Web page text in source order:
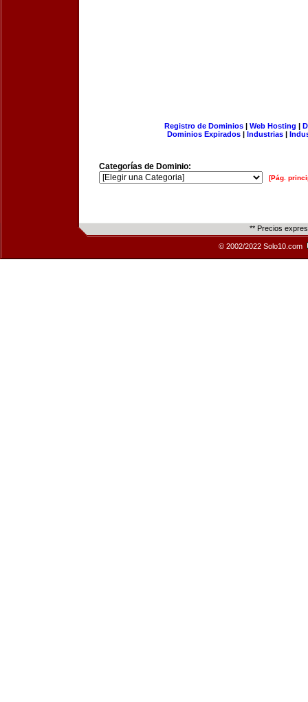
Registro de Dominios| Web Hosting |
Dominios Expirados | Industrias |
Categorías de Dominio:
[Pág.
** Precios
© 2002/2022 Solo10.com